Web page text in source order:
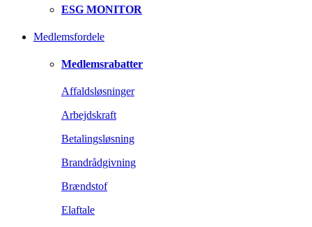
ESG MONITOR
Medlemsfordele
Medlemsrabatter
Affaldsløsninger
Arbejdskraft
Betalingsløsning
Brandrådgivning
Brændstof
Elaftale